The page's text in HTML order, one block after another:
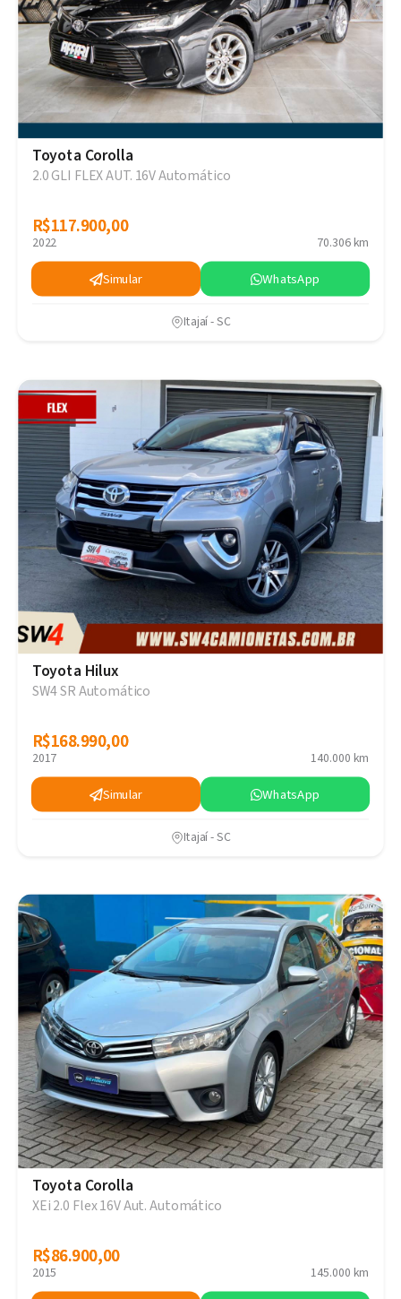
Toyota Corolla
2.0 GLI FLEX AUT. 16V Automático
R$117.900,00
R$117.900,00
2022 70.306 km
Simular WhatsApp
Itajaí - SC
Toyota Hilux
SW4 SR Automático
R$168.990,00
R$168.990,00
2017 140.000 km
Simular WhatsApp
Itajaí - SC
Toyota Corolla
XEi 2.0 Flex 16V Aut. Automático
R$86.900,00
R$86.900,00
2015 145.000 km